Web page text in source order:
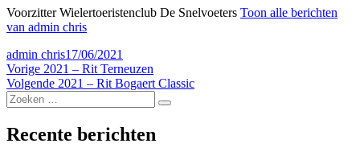
Voorzitter Wielertoeristenclub De Snelvoeters Toon alle berichten
van admin chris
Auteur
admin chrisGeplaatst
op
17/06/2021
Bericht
navigatie
Vorige Vorig
bericht:
2021 – Rit Terneuzen
Volgende Volgend
2021 – Rit Bogaert Classic
Zoeken
naar:
Zoeken
Recente berichten